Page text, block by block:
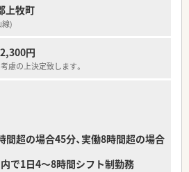
上牧町
)
円
慮の上決定致します。
超の場合45分、実働8時間超の場合
で1日4～8時間シフト制勤務